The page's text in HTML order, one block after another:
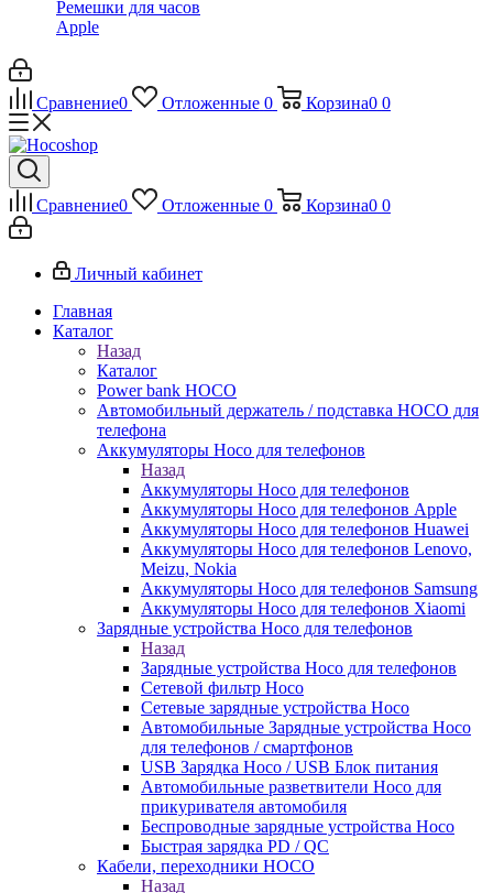
Ремешки для часов
Apple
Сравнение0 Отложенные 0 Корзина0 0
Сравнение0 Отложенные 0 Корзина0 0
Личный кабинет
Главная
Каталог
Назад
Каталог
Power bank HOCO
Автомобильный держатель / подставка HOCO для
телефона
Аккумуляторы Hoco для телефонов
Назад
Аккумуляторы Hoco для телефонов
Аккумуляторы Hoco для телефонов Apple
Аккумуляторы Hoco для телефонов Huawei
Аккумуляторы Hoco для телефонов Lenovo,
Meizu, Nokia
Аккумуляторы Hoco для телефонов Samsung
Аккумуляторы Hoco для телефонов Xiaomi
Зарядные устройства Hoco для телефонов
Назад
Зарядные устройства Hoco для телефонов
Сетевой фильтр Hoco
Сетевые зарядные устройства Hoco
Автомобильные Зарядные устройства Hoco
для телефонов / смартфонов
USB Зарядка Hoco / USB Блок питания
Автомобильные разветвители Hoco для
прикуривателя автомобиля
Беспроводные зарядные устройства Hoco
Быстрая зарядка PD / QC
Кабели, переходники HOCO
Назад